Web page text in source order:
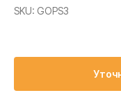
SKU: GOPS3